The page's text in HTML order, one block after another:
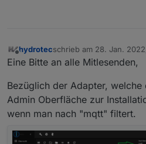
Offline
hydrotecschrieb am 28. Jan.
zuletzt editiert von
Eine Bitte an alle Mitlesenden,
Bezüglich der Adapter,
Admin Oberfläche zur
wenn man nach "mqtt" filtert.